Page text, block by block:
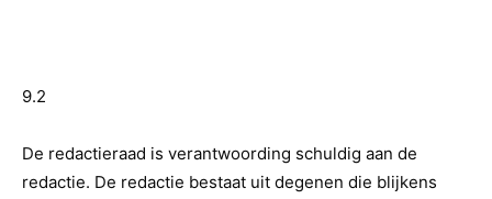
9.2
De redactieraad is verantwoording schuldig aan de
redactie. De redactie bestaat uit degenen die blijkens